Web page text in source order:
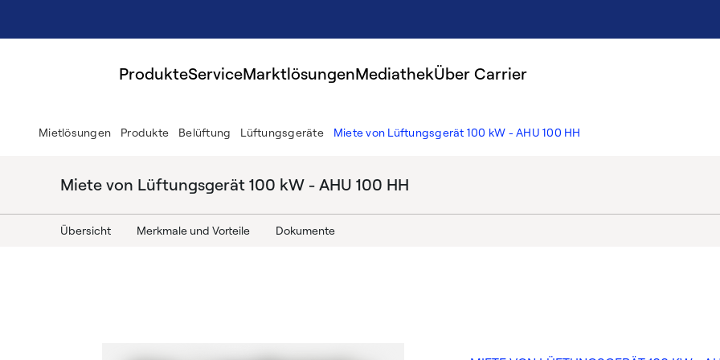
ProdukteServiceMarktlösungenMediathekÜber Carrier
Mietlösungen Produkte Belüftung Lüftungsgeräte Miete von Lüftungsgerät 100 kW - AHU 100 HH
Miete von Lüftungsgerät 100 kW - AHU 100 HH
Übersicht Merkmale und Vorteile Dokumente